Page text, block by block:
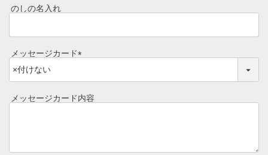
牛肉部位一覧
プレミアムギフト
須
のしの名入れ
メッセージカード
必
須
メッセージカード内容